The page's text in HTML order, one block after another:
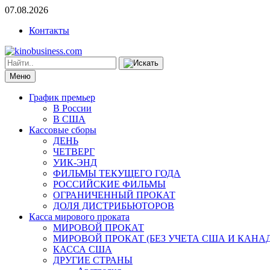
07.08.2026
Контакты
Меню
График премьер
В России
В США
Кассовые сборы
ДЕНЬ
ЧЕТВЕРГ
УИК-ЭНД
ФИЛЬМЫ ТЕКУЩЕГО ГОДА
РОССИЙСКИЕ ФИЛЬМЫ
ОГРАНИЧЕННЫЙ ПРОКАТ
ДОЛЯ ДИСТРИБЬЮТОРОВ
Касса мирового проката
МИРОВОЙ ПРОКАТ
МИРОВОЙ ПРОКАТ (БЕЗ УЧЕТА США И
КАССА США
ДРУГИЕ СТРАНЫ